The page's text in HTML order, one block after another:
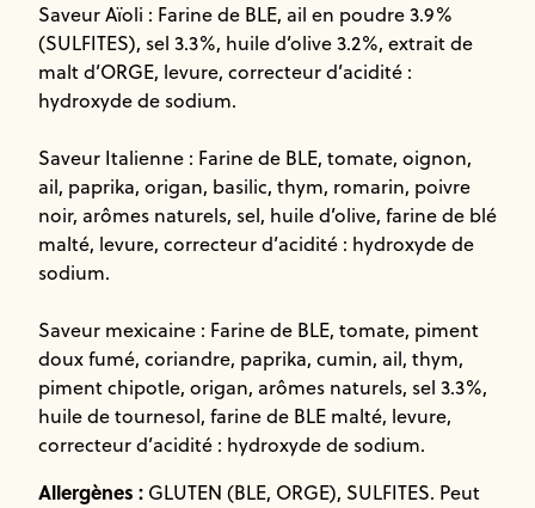
Saveur Aïoli : Farine de BLE, ail en poudre 3.9%
(SULFITES), sel 3.3%, huile d’olive 3.2%, extrait de
malt d’ORGE, levure, correcteur d’acidité :
hydroxyde de sodium.
Saveur Italienne : Farine de BLE, tomate, oignon,
ail, paprika, origan, basilic, thym, romarin, poivre
noir, arômes naturels, sel, huile d’olive, farine de blé
malté, levure, correcteur d’acidité : hydroxyde de
sodium.
Saveur mexicaine : Farine de BLE, tomate, piment
doux fumé, coriandre, paprika, cumin, ail, thym,
piment chipotle, origan, arômes naturels, sel 3.3%,
huile de tournesol, farine de BLE malté, levure,
correcteur d’acidité : hydroxyde de sodium.
Allergènes : GLUTEN (BLE, ORGE), SULFITES. Peut